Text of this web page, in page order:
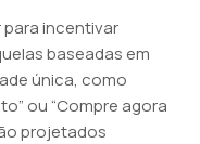
incentivar
baseadas em
única, como
ou “Compre agora
projetados